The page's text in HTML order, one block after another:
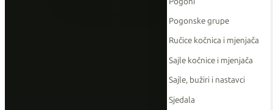
Pogonske grupe
Ručice kočnica i mjenjača
Sajle kočnice i mjenjača
Sajle, bužiri i nastavci
Sjedala